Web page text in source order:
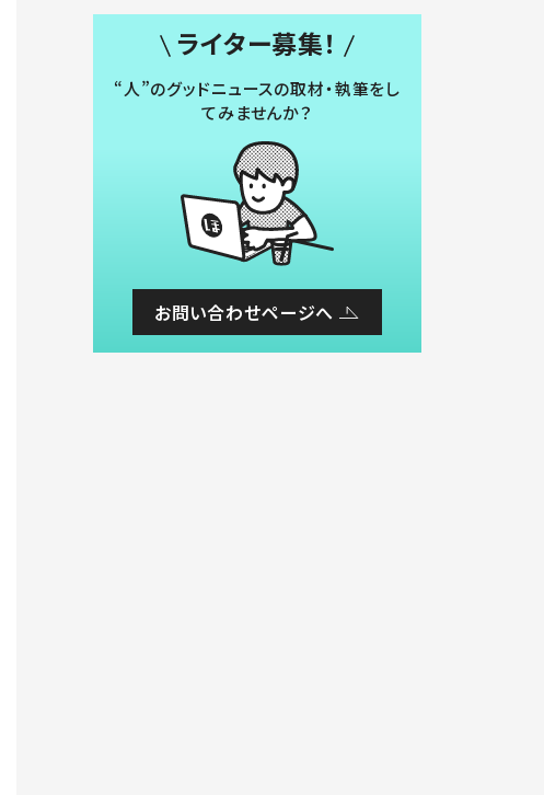
ライター募集！
“人”のグッドニュースの取材・執筆をし
てみませんか？
お問い合わせページへ